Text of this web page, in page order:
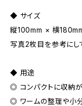
◆ サイズ
縦100mm × 横
写真2枚目を参考にし
◆ 用途
◎ コンパクトに収納が
◎ ワームの整理や小分